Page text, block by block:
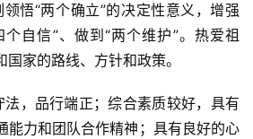
悟“两个确立”的决定性意义，增强
个自信”、做到“两个维护”。热爱祖
家的路线、方针和政策。
，品行端正；综合素质较好，具有
能力和团队合作精神；具有良好的心